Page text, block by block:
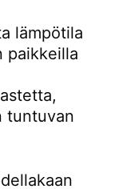
lämpötila
paikkeilla
tuntuvan